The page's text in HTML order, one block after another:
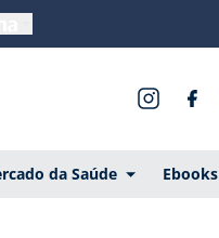
da Saúde Ebooks